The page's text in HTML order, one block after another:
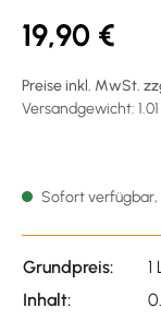
19,90 €
Preise inkl. MwSt.
Versandgewicht:
Sofort
Grundpreis:
1
Inhalt: